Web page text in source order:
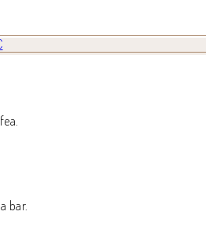
bar.